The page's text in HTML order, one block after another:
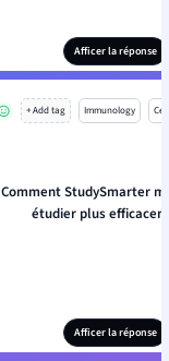
Afficer la réponse
+ Add tag Immunology
Comment StudySmarter
étudier plus
Afficer la réponse